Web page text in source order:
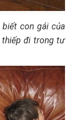
biết con gái của
thiếp đi trong tư